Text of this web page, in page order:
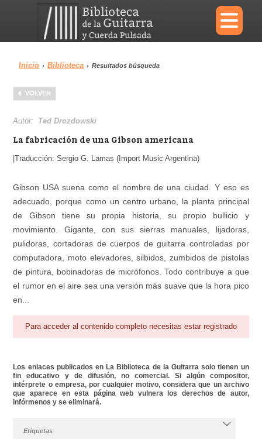
×
Menu
Biblioteca
Inicio › Biblioteca › Resultados búsqueda
VOLVER
Autor: Ted Drozdowski
La fabricación de una Gibson americana
|Traducción: Sergio G. Lamas (Import Music Argentina)
Gibson USA suena como el nombre de una ciudad. Y eso es
adecuado, porque como un centro urbano, la planta principal
de Gibson tiene su propia historia, su propio bullicio y
movimiento. Gigante, con sus sierras manuales, lijadoras,
pulidoras, cortadoras de cuerpos de guitarra controladas por
computadora, moto elevadores, silbidos, zumbidos de pistolas
de pintura, bobinadoras de micrófonos. Todo contribuye a que
el rumor en el aire sea una versión más suave que la hora pico
en...
Para acceder al contenido completo necesitas estar registrado
Los enlaces publicados en La Biblioteca de la Guitarra solo tienen un
fin educativo y de difusión, no comercial. Si algún compositor,
intérprete o empresa, por cualquier motivo, considera que un archivo
que aparece en esta página web vulnera los derechos de autor,
infórmenos y se eliminará.
Etiquetas